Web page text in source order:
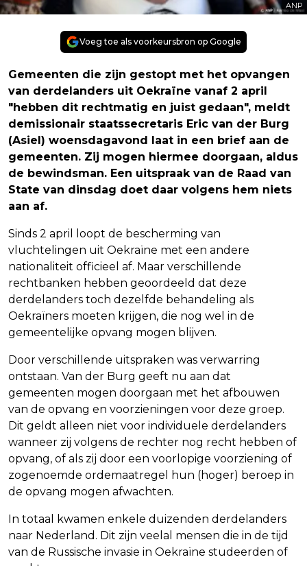
ANP
Voeg toe als voorkeursbron op Google
Gemeenten die zijn gestopt met het opvangen
van derdelanders uit Oekraïne vanaf 2 april
"hebben dit rechtmatig en juist gedaan", meldt
demissionair staatssecretaris Eric van der Burg
(Asiel) woensdagavond laat in een brief aan de
gemeenten. Zij mogen hiermee doorgaan, aldus
de bewindsman. Een uitspraak van de Raad van
State van dinsdag doet daar volgens hem niets
aan af.
Sinds 2 april loopt de bescherming van
vluchtelingen uit Oekraïne met een andere
nationaliteit officieel af. Maar verschillende
rechtbanken hebben geoordeeld dat deze
derdelanders toch dezelfde behandeling als
Oekraïners moeten krijgen, die nog wel in de
gemeentelijke opvang mogen blijven.
Door verschillende uitspraken was verwarring
ontstaan. Van der Burg geeft nu aan dat
gemeenten mogen doorgaan met het afbouwen
van de opvang en voorzieningen voor deze groep.
Dit geldt alleen niet voor individuele derdelanders
wanneer zij volgens de rechter nog recht hebben of
opvang, of als zij door een voorlopige voorziening of
zogenoemde ordemaatregel hun (hoger) beroep in
de opvang mogen afwachten.
In totaal kwamen enkele duizenden derdelanders
naar Nederland. Dit zijn veelal mensen die in de tijd
van de Russische invasie in Oekraïne studeerden of